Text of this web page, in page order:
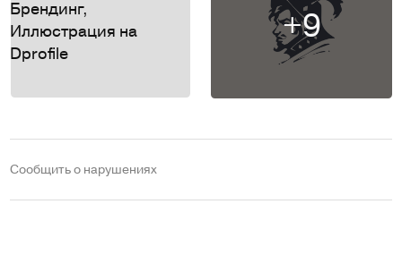
+9
Сообщить о нарушениях